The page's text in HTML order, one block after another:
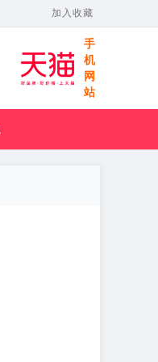
加入收藏
手
机
网
站